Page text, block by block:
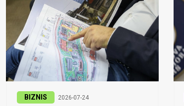
BIZNIS 2026-07-24